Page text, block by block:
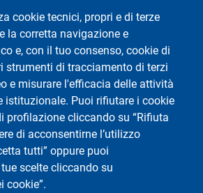
cookie tecnici, propri e di terze
la corretta navigazione e
e, con il tuo consenso, cookie di
strumenti di tracciamento di terzi
e misurare l'efficacia delle attività
istituzionale. Puoi rifiutare i cookie
profilazione cliccando su “Rifiuta
di acconsentirne l’utilizzo
tutti” oppure puoi
scelte cliccando su
cookie”.
Footer 2
Avvisi